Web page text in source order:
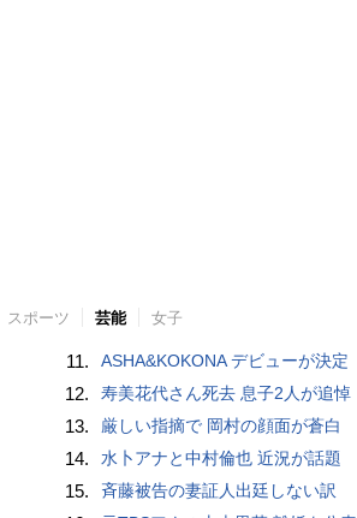
スポーツ 芸能 女子
11. ASHA&KOKONA デビューが決定
12. 寿美花代さん死去 息子2人が追悼
13. 厳しい指摘で 岡村の顔面が蒼白
14. 水卜アナと中村倫也 近況が話題
15. 斉藤被告の妻証人出廷しない訳